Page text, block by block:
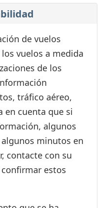
de vuelos
vuelos a medida
de los
tráfico aéreo,
en cuenta que si
algunos
minutos en
contacte con su
estos